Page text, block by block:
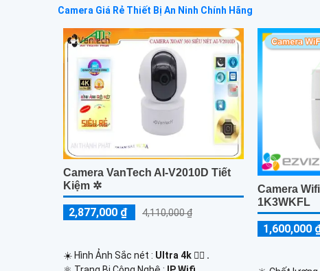
Camera Giá Rẻ Thiết Bị An Ninh Chính Hãng
Camera VanTech AI-V2010D Tiết
Kiệm ✲
2,877,000 ₫ 4,110,000 ₫
☀️ Hình Ảnh Sắc nét : Ultra 4k 👍🏾 .
Camera
1K3WKFL
1,600,000